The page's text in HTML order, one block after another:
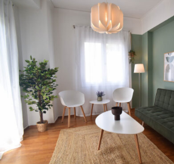
ΔΙΑΜΈΡΙΣΜΑ 2
SINGLE PROJECT